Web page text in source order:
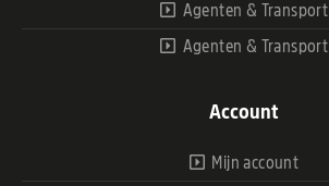
Agenten & Transport
Agenten & Transport
Account
Mijn account